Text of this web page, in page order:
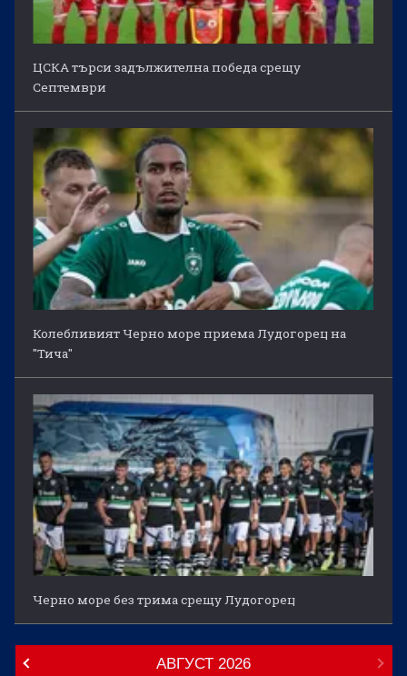
ЦСКА търси задължителна победа срещу
Септември
Колебливият Черно море приема Лудогорец на
"Тича"
Черно море без трима срещу Лудогорец
АВГУСТ 2026